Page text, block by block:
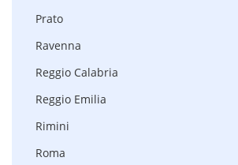
Prato
Ravenna
Reggio Calabria
Reggio Emilia
Rimini
Roma